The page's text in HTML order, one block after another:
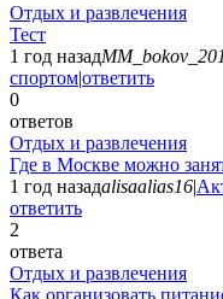
Отдых и развлечения
Тест
1 год назад
спортом|ответить
0
ответов
Отдых и развлечения
Где в Москве можно
1 год назадalisaalias16|
ответить
2
ответа
Отдых и развлечения
Как организовать